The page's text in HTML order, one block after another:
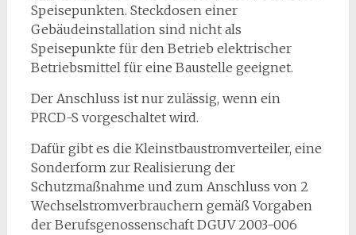
Speisepunkten. Steckdosen einer
Gebäudeinstallation sind nicht als
Speisepunkte für den Betrieb elektrischer
Betriebsmittel für eine Baustelle geeignet.
Der Anschluss ist nur zulässig, wenn ein
PRCD-S vorgeschaltet wird.
Dafür gibt es die Kleinstbaustromverteiler, eine
Sonderform zur Realisierung der
Schutzmaßnahme und zum Anschluss von 2
Wechselstromverbrauchern gemäß Vorgaben
der Berufsgenossenschaft DGUV 2003-006